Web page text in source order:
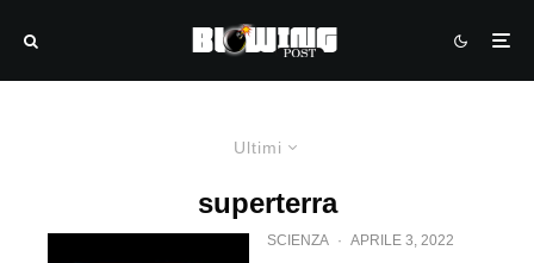
Ultimi
superterra
SCIENZA · APRILE 3, 2022